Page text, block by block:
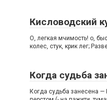
Кисловодский
О, легкая мчимость! о,
колес, стук, крик лег;
Когда судьба
Когда судьба занесена —